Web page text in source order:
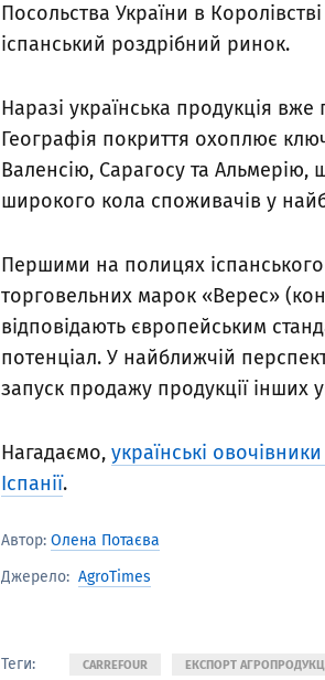
Посольства України в
іспанський роздрібний ринок.
Наразі українська продукція
Географія покриття охоплює
Валенсію, Сарагосу та Альмерію,
широкого кола споживачів у
Першими на полицях
торговельних марок «Верес»
відповідають європейським
потенціал. У найближчій
запуск продажу продукції інших
Нагадаємо, українські
Іспанії.
Автор: Олена Потаєва
Джерело: AgroTimes
Теги: CARREFOUR ЕКСПОРТ